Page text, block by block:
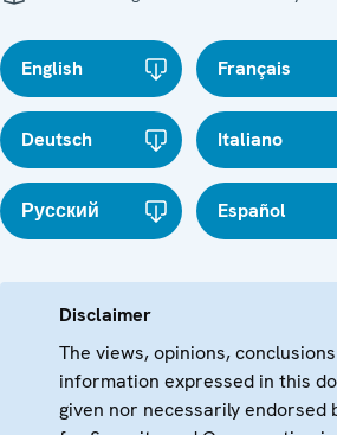
English Français
Deutsch Italiano
Русский Español
Disclaimer
The views, opinions,
information expressed in this
given nor necessarily endorsed